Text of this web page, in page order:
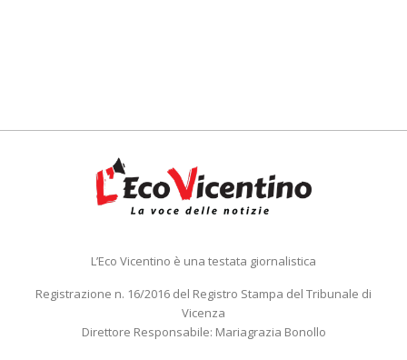
L’Eco Vicentino è una testata giornalistica
Registrazione n. 16/2016 del Registro Stampa del Tribunale di
Vicenza
Direttore Responsabile: Mariagrazia Bonollo